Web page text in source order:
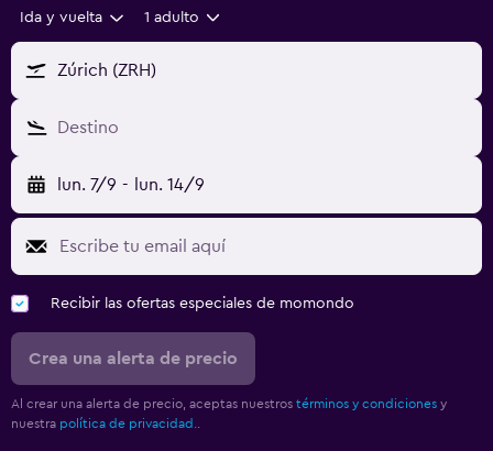
Ida y vuelta 1 adulto
Zúrich (ZRH)
Destino
lun. 7/9 - lun. 14/9
Recibir las ofertas especiales de momondo
Crea una alerta de precio
Al crear una alerta de precio, aceptas nuestros términos y condiciones y
nuestra política de privacidad.